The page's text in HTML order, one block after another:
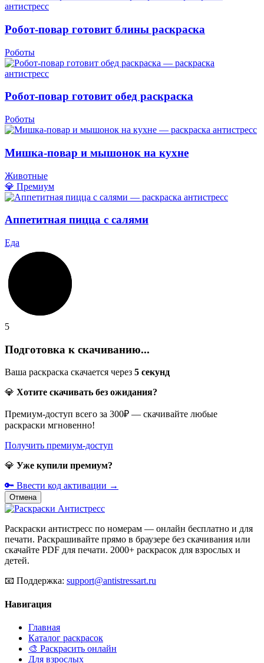
Робот-повар готовит блины раскраска
Роботы
Робот-повар готовит обед раскраска
Роботы
Мишка-повар и мышонок на кухне
Животные
💎 Премиум
Аппетитная пицца с салями
Еда
5
Подготовка к скачиванию...
Ваша раскраска скачается через 5 секунд
💎 Хотите скачивать без ожидания?
Премиум-доступ всего за 300₽ — скачивайте любые
раскраски мгновенно!
Получить премиум-доступ
💎 Уже купили премиум?
🔑 Ввести код активации →
Отмена
Раскраски антистресс по номерам — онлайн бесплатно и для
печати. Раскрашивайте прямо в браузере без скачивания или
скачайте PDF для печати. 2000+ раскрасок для взрослых и
детей.
📧 Поддержка: support@antistressart.ru
Навигация
Главная
Каталог раскрасок
🎨 Раскрасить онлайн
Для взрослых